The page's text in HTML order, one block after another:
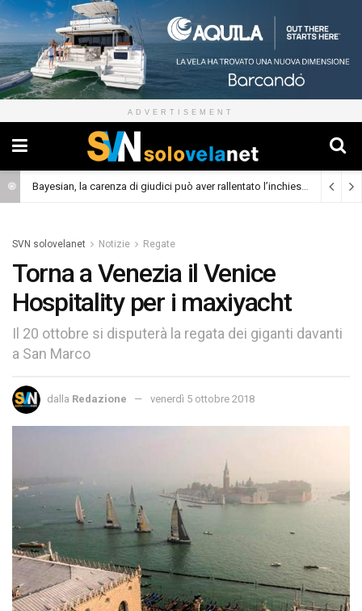
ADVERTISEMENT
Bayesian, la carenza di giudici può aver rallentato l’inchiesta (Cronaca)
SVN solovelanet Notizie Regate
Torna a Venezia il Venice
Hospitality per i maxiyacht
Il 20 ottobre si disputerà la regata dei giganti davanti
a San Marco
dalla Redazione venerdì 5 ottobre 2018